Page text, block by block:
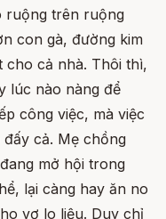
ruộng trên ruộng
con gà, đường kim
cho cả nhà. Thôi thì,
lúc nào nàng để
công việc, mà việc
cả. Mẹ chồng
mở hội trong
lại càng hay ăn no
vợ lo liệu. Duy chỉ